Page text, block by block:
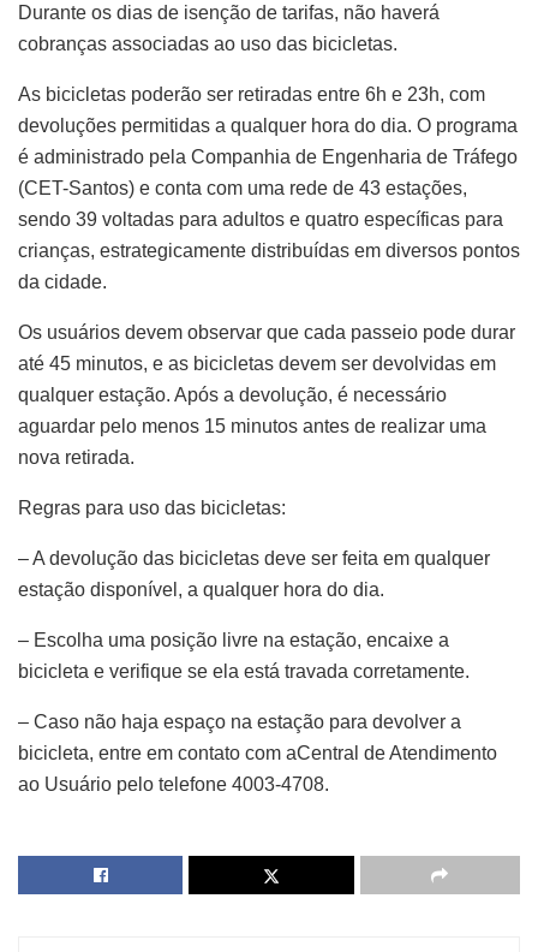
Durante os dias de isenção de tarifas, não haverá
cobranças associadas ao uso das bicicletas.
As bicicletas poderão ser retiradas entre 6h e 23h, com
devoluções permitidas a qualquer hora do dia. O programa
é administrado pela Companhia de Engenharia de Tráfego
(CET-Santos) e conta com uma rede de 43 estações,
sendo 39 voltadas para adultos e quatro específicas para
crianças, estrategicamente distribuídas em diversos pontos
da cidade.
Os usuários devem observar que cada passeio pode durar
até 45 minutos, e as bicicletas devem ser devolvidas em
qualquer estação. Após a devolução, é necessário
aguardar pelo menos 15 minutos antes de realizar uma
nova retirada.
Regras para uso das bicicletas:
– A devolução das bicicletas deve ser feita em qualquer
estação disponível, a qualquer hora do dia.
– Escolha uma posição livre na estação, encaixe a
bicicleta e verifique se ela está travada corretamente.
– Caso não haja espaço na estação para devolver a
bicicleta, entre em contato com aCentral de Atendimento
ao Usuário pelo telefone 4003-4708.